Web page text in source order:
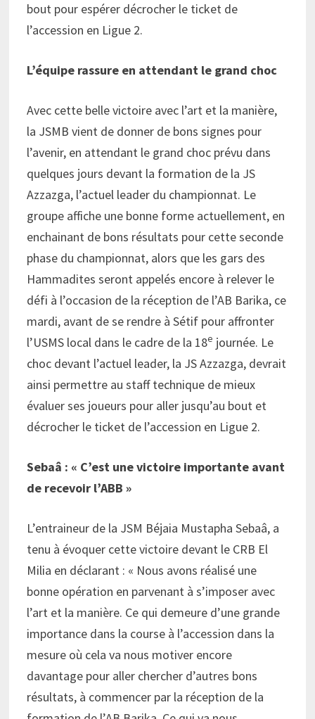
bout pour espérer décrocher le ticket de
l’accession en Ligue 2.
L’équipe rassure en attendant le grand choc
Avec cette belle victoire avec l’art et la manière,
la JSMB vient de donner de bons signes pour
l’avenir, en attendant le grand choc prévu dans
quelques jours devant la formation de la JS
Azzazga, l’actuel leader du championnat. Le
groupe affiche une bonne forme actuellement, en
enchainant de bons résultats pour cette seconde
phase du championnat, alors que les gars des
Hammadites seront appelés encore à relever le
défi à l’occasion de la réception de l’AB Barika, ce
mardi, avant de se rendre à Sétif pour affronter
l’USMS local dans le cadre de la 18e journée. Le
choc devant l’actuel leader, la JS Azzazga, devrait
ainsi permettre au staff technique de mieux
évaluer ses joueurs pour aller jusqu’au bout et
décrocher le ticket de l’accession en Ligue 2.
Sebaâ : « C’est une victoire importante avant
de recevoir l’ABB »
L’entraineur de la JSM Béjaia Mustapha Sebaâ, a
tenu à évoquer cette victoire devant le CRB El
Milia en déclarant : « Nous avons réalisé une
bonne opération en parvenant à s’imposer avec
l’art et la manière. Ce qui demeure d’une grande
importance dans la course à l’accession dans la
mesure où cela va nous motiver encore
davantage pour aller chercher d’autres bons
résultats, à commencer par la réception de la